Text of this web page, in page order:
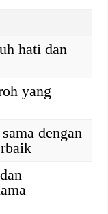
hati dan
yang
dengan